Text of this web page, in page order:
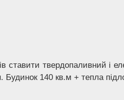
ставити твердопаливний і
Будинок 140 кв.м + тепла